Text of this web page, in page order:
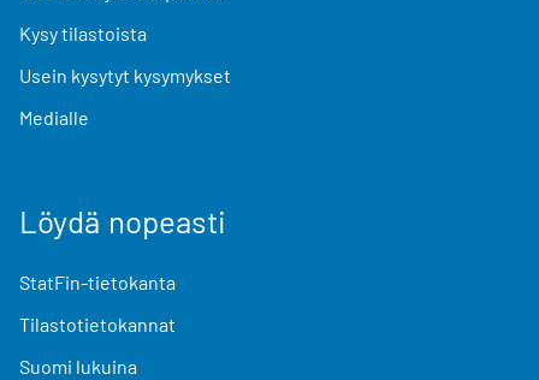
Kysy tilastoista
Usein kysytyt kysymykset
Medialle
Löydä nopeasti
StatFin-tietokanta
Tilastotietokannat
Suomi lukuina